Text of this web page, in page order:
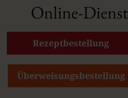
Online-
Rezeptbestellung
Überweisungsbestellung